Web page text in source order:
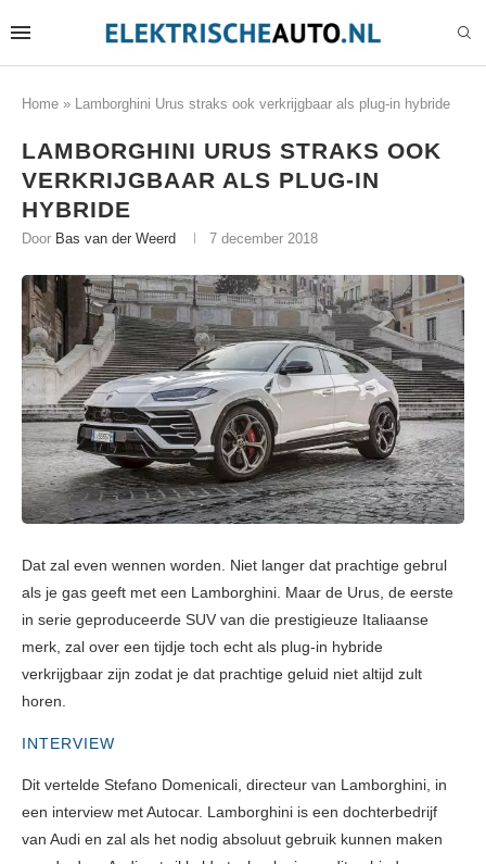
Home » Lamborghini Urus straks ook verkrijgbaar als plug-in hybride
LAMBORGHINI URUS STRAKS OOK
VERKRIJGBAAR ALS PLUG-IN
HYBRIDE
Door Bas van der Weerd 7 december 2018
Dat zal even wennen worden. Niet langer dat prachtige gebrul
als je gas geeft met een Lamborghini. Maar de Urus, de eerste
in serie geproduceerde SUV van die prestigieuze Italiaanse
merk, zal over een tijdje toch echt als plug-in hybride
verkrijgbaar zijn zodat je dat prachtige geluid niet altijd zult
horen.
INTERVIEW
Dit vertelde Stefano Domenicali, directeur van Lamborghini, in
een interview met Autocar. Lamborghini is een dochterbedrijf
van Audi en zal als het nodig absoluut gebruik kunnen maken